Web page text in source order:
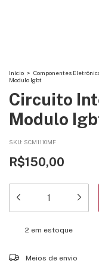
Início > Componentes
Modulo Igbt
Circuito
Modulo
SKU: SCM1110MF
R$150,00
2 em estoque
Entregas para o CEP:
Meios de envio